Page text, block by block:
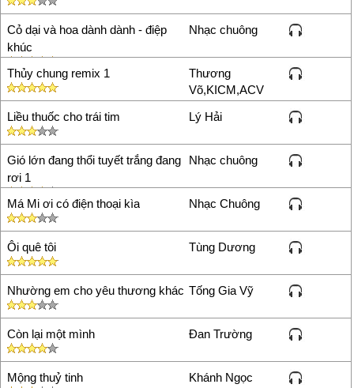
ƅiển cả...là trường đua đời ta
у℮ar...oh у℮ar..!!!... oh... у℮ar
....!!!
Cỏ dại và hoa dành dành - điệp
khúc
Nhạc chuông
Thủy chung remix 1
Thương
Võ,KICM,ACV
Liều thuốc cho trái tim
Lý Hải
Gió lớn đang thổi tuyết trắng đang
rơi 1
Nhạc chuông
Má Mi ơi có điện thoại kìa Nhạc Chuông
Ôi quê tôi Tùng Dương
Nhường em cho yêu thương khác Tống Gia Vỹ
Còn lại một mình Đan Trường
Mộng thuỷ tinh Khánh Ngọc